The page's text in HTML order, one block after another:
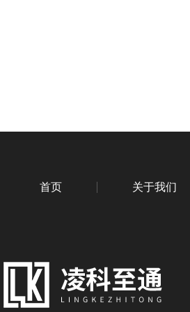
首页 关于我们